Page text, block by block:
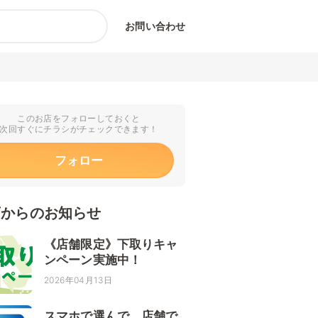
お問い合わせ
このお店をフォローしておくと
次回すぐにチラシがチェックできます！
フォロー
らのお知らせ
《店舗限定》下取りキャ
ンペーン実施中！
2026年04月13日